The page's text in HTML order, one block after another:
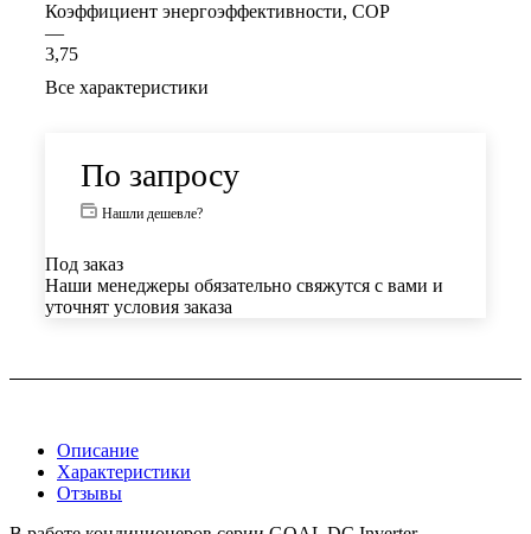
Коэффициент энергоэффективности, COP
—
3,75
Все характеристики
По запросу
Нашли дешевле?
Под заказ
Наши менеджеры обязательно свяжутся с вами и
уточнят условия заказа
Описание
Характеристики
Отзывы